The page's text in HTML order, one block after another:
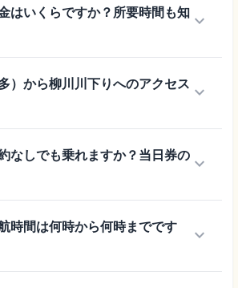
はいくらですか？所要時間も知 keyboard_arrow_down
）から柳川川下りへのアクセス keyboard_arrow_down
なしでも乗れますか？当日券の keyboard_arrow_down
時間は何時から何時までです
keyboard_arrow_down